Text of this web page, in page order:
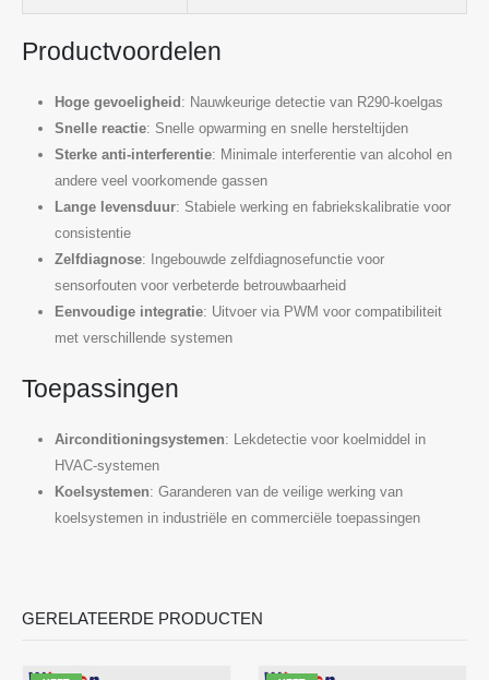
Productvoordelen
Hoge gevoeligheid : Nauwkeurige detectie van R290-koelgas
Snelle reactie: Snelle opwarming en snelle hersteltijden
Sterke anti-interferentie: Minimale interferentie van alcohol en
andere veel voorkomende gassen
Lange levensduur: Stabiele werking en fabriekskalibratie voor
consistentie
Zelfdiagnose: Ingebouwde zelfdiagnosefunctie voor
sensorfouten voor verbeterde betrouwbaarheid
Eenvoudige integratie: Uitvoer via PWM voor compatibiliteit
met verschillende systemen
Toepassingen
Airconditioningsystemen: Lekdetectie voor koelmiddel in
HVAC-systemen
Koelsystemen: Garanderen van de veilige werking van
koelsystemen in industriële en commerciële toepassingen
GERELATEERDE PRODUCTEN